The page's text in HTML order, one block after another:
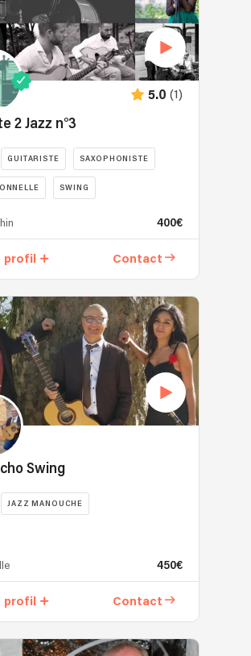
5.0 (1)
2 Jazz n°3
GUITARISTE SAXOPHONISTE
SWING
400€
profil Contact
Swing
JAZZ MANOUCHE
450€
profil Contact